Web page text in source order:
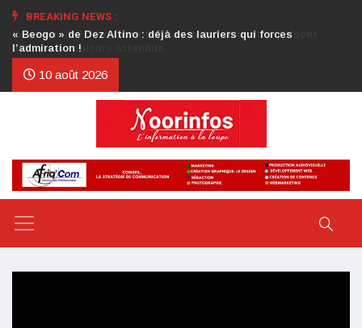
BREAKING NEWS :
Crise au CDP : l’authentification de la lettre du président
d’honneur toujours attendue
10 août 2026